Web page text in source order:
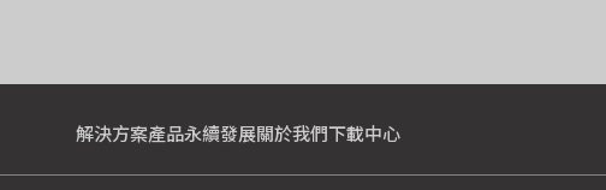
解決方案產品永續發展關於我們下載中心